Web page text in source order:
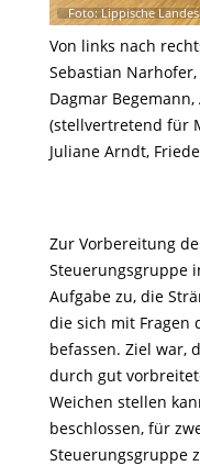
Von links nach
Sebastian Narhofer,
Dagmar
(stellvertretend für
Juliane Arndt,
Zur Vorbereitung
Steuerungsgruppe
Aufgabe zu, die
die sich mit Fragen
befassen. Ziel war,
durch gut
Weichen stellen
beschlossen, für
Steuerungsgruppe